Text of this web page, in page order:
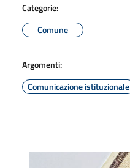
Categorie:
Comune
Argomenti:
Comunicazione istituzionale